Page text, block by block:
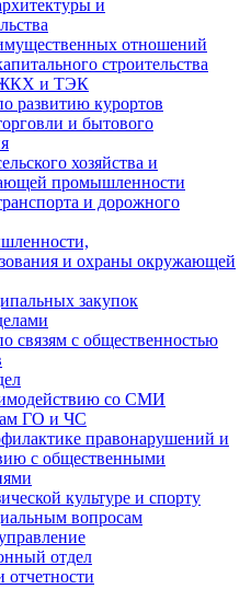
и
отношений
строительства
ЖКХ и ТЭК
развитию курортов
и бытового
хозяйства и
промышленности
и дорожного
и охраны окружающей
закупок
связям с общественностью
со СМИ
ГО и ЧС
правонарушений и
с общественными
культуре и спорту
вопросам
отдел
отчетности